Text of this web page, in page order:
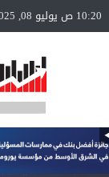
10:20 ص يوليو 08, 2025